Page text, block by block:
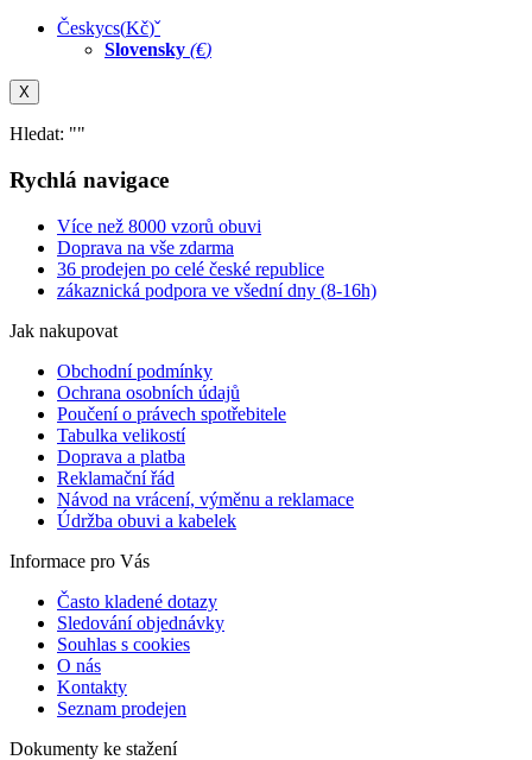
Českycs(Kč)ˇ
Slovensky (€)
X
Hledat: ""
Rychlá navigace
Více než 8000 vzorů obuvi
Doprava na vše zdarma
36 prodejen po celé české republice
zákaznická podpora ve všední dny (8-16h)
Jak nakupovat
Obchodní podmínky
Ochrana osobních údajů
Poučení o právech spotřebitele
Tabulka velikostí
Doprava a platba
Reklamační řád
Návod na vrácení, výměnu a reklamace
Údržba obuvi a kabelek
Informace pro Vás
Často kladené dotazy
Sledování objednávky
Souhlas s cookies
O nás
Kontakty
Seznam prodejen
Dokumenty ke stažení